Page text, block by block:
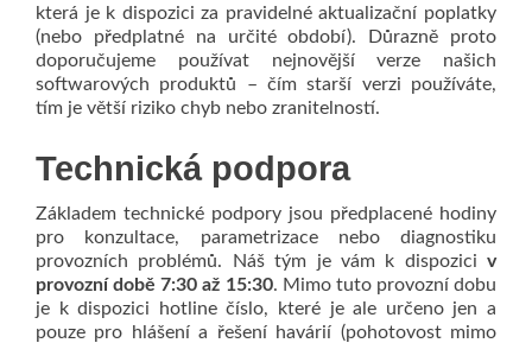
která je k dispozici za pravidelné aktualizační poplatky
(nebo předplatné na určité období). Důrazně proto
doporučujeme používat nejnovější verze našich
softwarových produktů – čím starší verzi používáte,
tím je větší riziko chyb nebo zranitelností.
Technická podpora
Základem technické podpory jsou předplacené hodiny
pro konzultace, parametrizace nebo diagnostiku
provozních problémů. Náš tým je vám k dispozici v
provozní době 7:30 až 15:30. Mimo tuto provozní dobu
je k dispozici hotline číslo, které je ale určeno jen a
pouze pro hlášení a řešení havárií (pohotovost mimo